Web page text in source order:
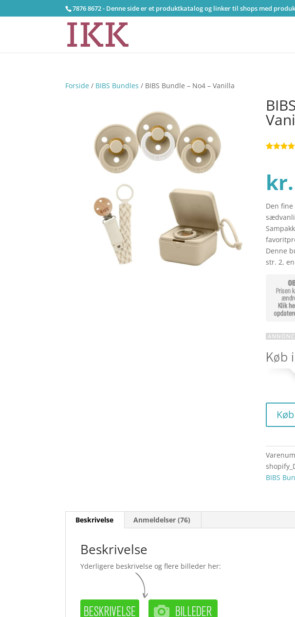
7876 8672 - Denne side er et produktkatalog og linker til shops med
Forside / BIBS Bundles / BIBS Bundle – No4 – Vanilla
baseret
på
kundebedø
kr.
Den
Denne
str. 2,
Køb
BIBS
Beskrivelse Anmeldelser (76)
Beskrivelse
Yderligere beskrivelse og flere billeder her: